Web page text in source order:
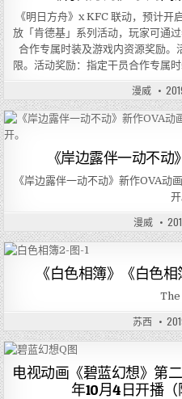
《明日方舟》x KFC 联动，预计开
放「肯德基」系列活动，玩家可通
合作专属时装及游戏内资源奖励。
限。活动奖励：指定干员合作专属
漫威
《岸边露伴一动不
《岸边露伴一动不动》新作OVA动
开
漫威
《白色相簿》《白色
The
苏西
电视动画《碧蓝幻想》第
年10月4日开播（